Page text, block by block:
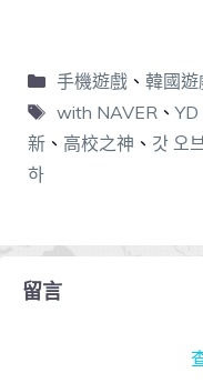
手機遊戲、 韓國遊
with NAVER、YD
新 、 高校之神 、 갓 오
하
留言